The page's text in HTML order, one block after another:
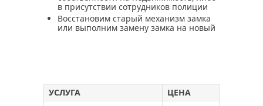
электронные замки aqara
электронные замки dircode
электронные замки philips
в присутствии сотрудников полиции
Восстановим старый механизм замка
или выполним замену замка на новый
УСЛУГА
ЦЕНА